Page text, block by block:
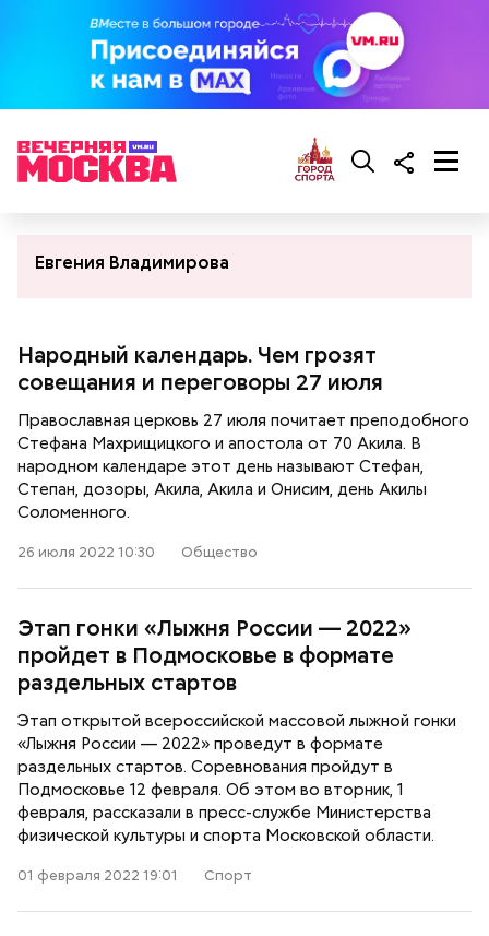
Евгения Владимирова
Народный календарь. Чем грозят
совещания и переговоры 27 июля
Православная церковь 27 июля почитает преподобного
Стефана Махрищицкого и апостола от 70 Акила. В
народном календаре этот день называют Стефан,
Степан, дозоры, Акила, Акила и Онисим, день Акилы
Соломенного.
26 июля 2022 10:30 Общество
Этап гонки «Лыжня России — 2022»
пройдет в Подмосковье в формате
раздельных стартов
Этап открытой всероссийской массовой лыжной гонки
«Лыжня России — 2022» проведут в формате
раздельных стартов. Соревнования пройдут в
Подмосковье 12 февраля. Об этом во вторник, 1
февраля, рассказали в пресс-службе Министерства
физической культуры и спорта Московской области.
01 февраля 2022 19:01 Спорт